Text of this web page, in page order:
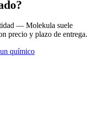
— Molekula suele
precio y plazo de entrega.
químico